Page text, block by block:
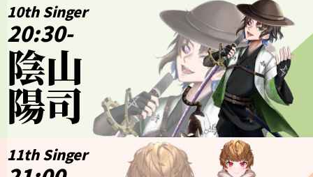
10th Singer
20:30-
陰山
陽司
11th Singer